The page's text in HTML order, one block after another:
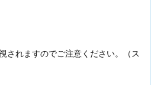
されますのでご注意ください。（ス